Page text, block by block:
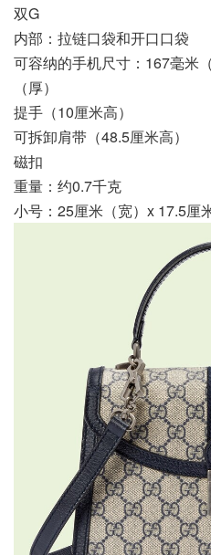
双G
内部：拉链口袋和开口口袋
可容纳的手机尺寸：167毫米
（厚）
提手（10厘米高）
可拆卸肩带（48.5厘米高）
磁扣
重量：约0.7千克
小号：25厘米（宽）x 17.5厘